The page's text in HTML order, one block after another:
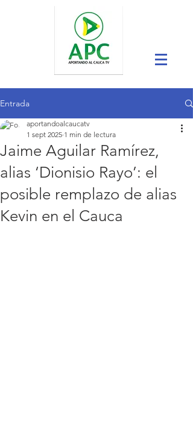
Entrada
Jaime Aguilar Ramírez,
alias ‘Dionisio Rayo’: el
posible remplazo de alias
Kevin en el Cauca
aportandoalcaucatv
1 sept 2025 1 min de lectura